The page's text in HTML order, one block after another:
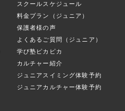
スクールスケジュール
料金プラン（ジュニア）
保護者様の声
よくあるご質問（ジュニア）
学び塾ピカピカ
カルチャー紹介
ジュニアスイミング体験予約
ジュニアカルチャー体験予約